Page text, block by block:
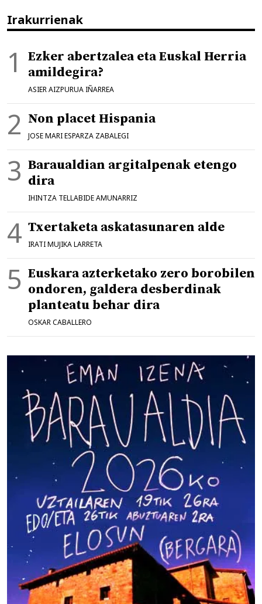
Irakurrienak
Ezker abertzalea eta Euskal Herria
amildegira?
ASIER AIZPURUA IÑARREA
Non placet Hispania
JOSE MARI ESPARZA ZABALEGI
Baraualdian argitalpenak etengo
dira
IHINTZA TELLABIDE AMUNARRIZ
Txertaketa askatasunaren alde
IRATI MUJIKA LARRETA
Euskara azterketako zero borobilen
ondoren, galdera desberdinak
planteatu behar dira
OSKAR CABALLERO